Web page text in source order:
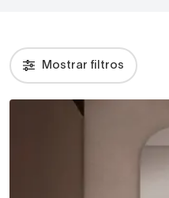
Mostrar filtros